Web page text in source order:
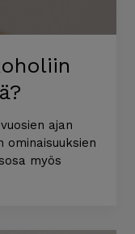
ajan
myös